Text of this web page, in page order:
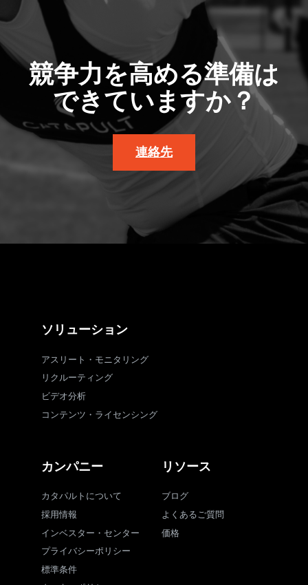
競争力を高める準備は
できていますか？
連絡先
ソリューション
アスリート・モニタリング
リクルーティング
ビデオ分析
コンテンツ・ライセンシング
カンパニー
カタパルトについて
採用情報
インベスター・センター
プライバシーポリシー
標準条件
リソース
ブログ
よくあるご質問
価格